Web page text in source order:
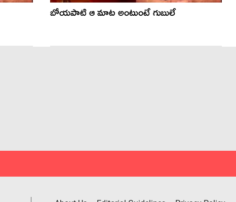
బోయ‌పాటి ఆ మాట అంటుంటే గుబులే